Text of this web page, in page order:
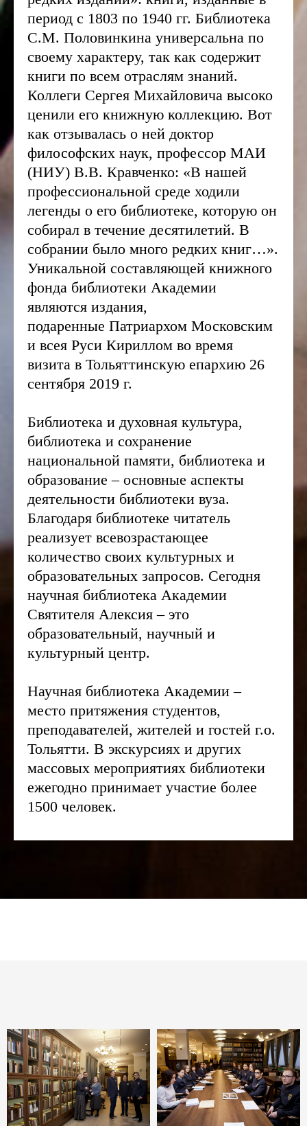
период с 1803 по 1940 гг. Библиотека
С.М. Половинкина универсальна по
своему характеру, так как содержит
книги по всем отраслям знаний.
Коллеги Сергея Михайловича высоко
ценили его книжную коллекцию. Вот
как отзывалась о ней доктор
философских наук, профессор МАИ
(НИУ) В.В. Кравченко: «В нашей
профессиональной среде ходили
легенды о его библиотеке, которую он
собирал в течение десятилетий. В
собрании было много редких книг…».
Уникальной составляющей книжного
фонда библиотеки Академии
являются издания,
подаренные Патриархом Московским
и всея Руси Кириллом во время
визита в Тольяттинскую епархию 26
сентября 2019 г.
Библиотека и духовная культура,
библиотека и сохранение
национальной памяти, библиотека и
образование – основные аспекты
деятельности библиотеки вуза.
Благодаря библиотеке читатель
реализует всевозрастающее
количество своих культурных и
образовательных запросов. Сегодня
научная библиотека Академии
Святителя Алексия – это
образовательный, научный и
культурный центр.
Научная библиотека Академии –
место притяжения студентов,
преподавателей, жителей и гостей г.о.
Тольятти. В экскурсиях и других
массовых мероприятиях библиотеки
ежегодно принимает участие более
1500 человек.